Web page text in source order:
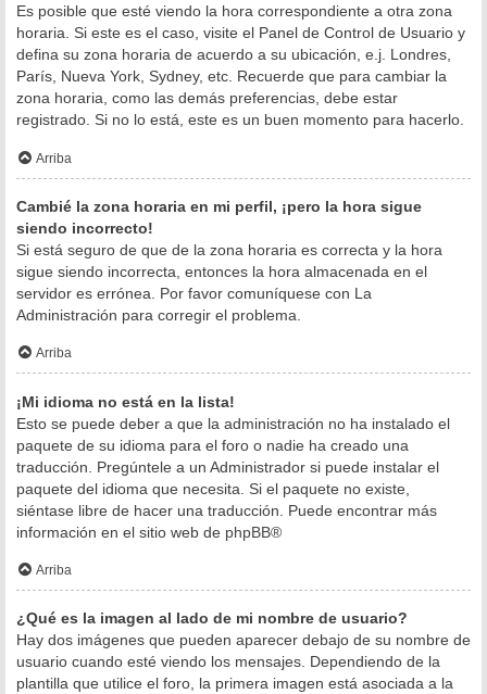
Es posible que esté viendo la hora correspondiente a otra zona
horaria. Si este es el caso, visite el Panel de Control de Usuario y
defina su zona horaria de acuerdo a su ubicación, e.j. Londres,
París, Nueva York, Sydney, etc. Recuerde que para cambiar la
zona horaria, como las demás preferencias, debe estar
registrado. Si no lo está, este es un buen momento para hacerlo.
Arriba
Cambié la zona horaria en mi perfil, ¡pero la hora sigue
siendo incorrecto!
Si está seguro de que de la zona horaria es correcta y la hora
sigue siendo incorrecta, entonces la hora almacenada en el
servidor es errónea. Por favor comuníquese con La
Administración para corregir el problema.
Arriba
¡Mi idioma no está en la lista!
Esto se puede deber a que la administración no ha instalado el
paquete de su idioma para el foro o nadie ha creado una
traducción. Pregúntele a un Administrador si puede instalar el
paquete del idioma que necesita. Si el paquete no existe,
siéntase libre de hacer una traducción. Puede encontrar más
información en el sitio web de phpBB®
Arriba
¿Qué es la imagen al lado de mi nombre de usuario?
Hay dos imágenes que pueden aparecer debajo de su nombre de
usuario cuando esté viendo los mensajes. Dependiendo de la
plantilla que utilice el foro, la primera imagen está asociada a la